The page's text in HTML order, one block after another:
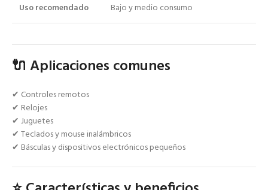
Uso recomendado Bajo y medio consumo
🔌 Aplicaciones comunes
✔ Controles remotos
✔ Relojes
✔ Juguetes
✔ Teclados y mouse inalámbricos
✔ Básculas y dispositivos electrónicos pequeños